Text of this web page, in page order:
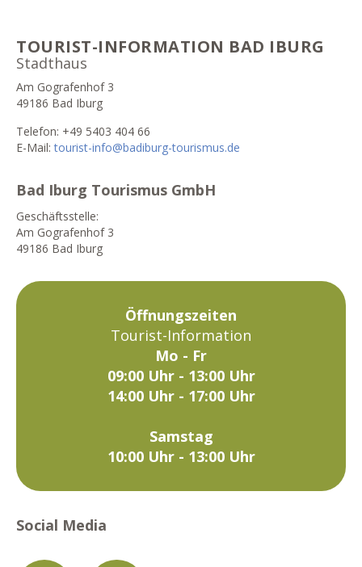
TOURIST-INFORMATION BAD IBURG
Stadthaus
Am Gografenhof 3
49186 Bad Iburg
Telefon: +49 5403 404 66
E-Mail:tourist-info@badiburg-tourismus.de
Bad Iburg Tourismus GmbH
Geschäftsstelle:
Am Gografenhof 3
49186 Bad Iburg
Öffnungszeiten
Tourist-Information
Mo - Fr
09:00 Uhr - 13:00 Uhr
14:00 Uhr - 17:00 Uhr
Samstag
10:00 Uhr - 13:00 Uhr
Social Media